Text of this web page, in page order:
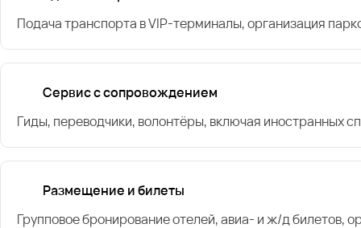
Подача транспорта в VIP-терминалы, организация
Сервис с сопровождением
Гиды, переводчики, волонтёры, включая иностранных
Размещение и билеты
Групповое бронирование отелей, авиа- и ж/д билетов,